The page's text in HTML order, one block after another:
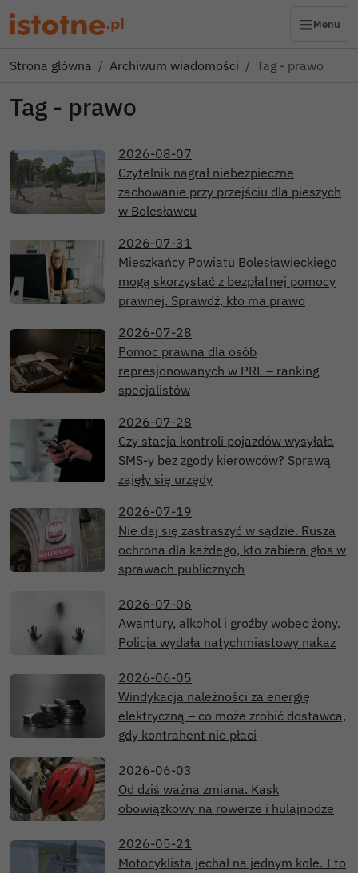
Menu
Strona główna Archiwum wiadomości Tag - prawo
Tag - prawo
2026-08-07
Czytelnik nagrał niebezpieczne
zachowanie przy przejściu dla pieszych
w Bolesławcu
2026-07-31
Mieszkańcy Powiatu Bolesławieckiego
mogą skorzystać z bezpłatnej pomocy
prawnej. Sprawdź, kto ma prawo
2026-07-28
Pomoc prawna dla osób
represjonowanych w PRL – ranking
specjalistów
2026-07-28
Czy stacja kontroli pojazdów wysyłała
SMS-y bez zgody kierowców? Sprawą
zajęły się urzędy
2026-07-19
Nie daj się zastraszyć w sądzie. Rusza
ochrona dla każdego, kto zabiera głos w
sprawach publicznych
2026-07-06
Awantury, alkohol i groźby wobec żony.
Policja wydała natychmiastowy nakaz
2026-06-05
Windykacja należności za energię
elektryczną – co może zrobić dostawca,
gdy kontrahent nie płaci
2026-06-03
Od dziś ważna zmiana. Kask
obowiązkowy na rowerze i hulajnodze
2026-05-21
Motocyklista jechał na jednym kole. I to